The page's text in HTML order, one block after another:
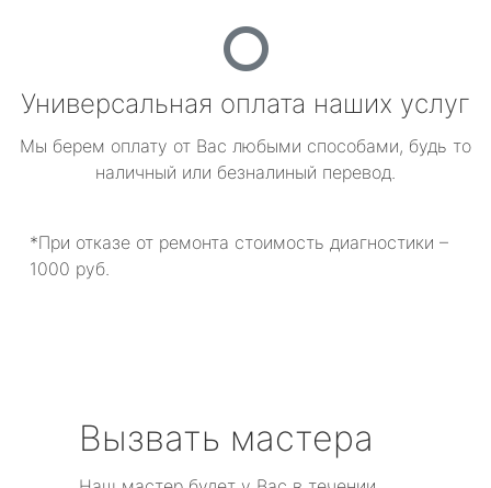
Универсальная оплата наших услуг
Мы берем оплату от Вас любыми способами, будь то
наличный или безналиный перевод.
*При отказе от ремонта стоимость диагностики –
1000 руб.
Вызвать мастера